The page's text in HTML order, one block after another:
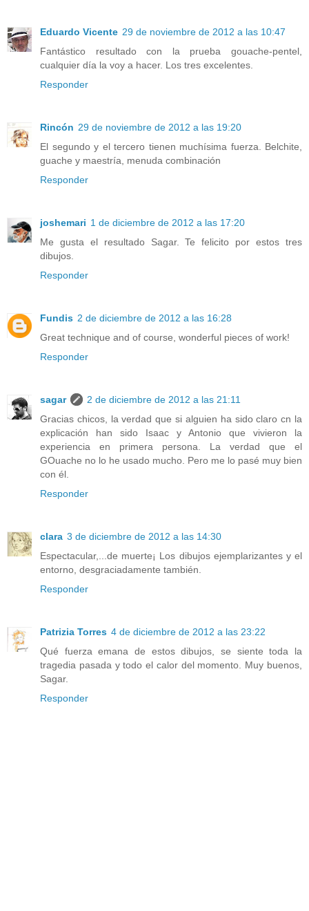
Eduardo Vicente 29 de noviembre de 2012 a las 10:47
Fantástico resultado con la prueba gouache-pentel,
cualquier día la voy a hacer. Los tres excelentes.
Responder
Rincón 29 de noviembre de 2012 a las 19:20
El segundo y el tercero tienen muchísima fuerza. Belchite,
guache y maestría, menuda combinación
Responder
joshemari 1 de diciembre de 2012 a las 17:20
Me gusta el resultado Sagar. Te felicito por estos tres
dibujos.
Responder
Fundis 2 de diciembre de 2012 a las 16:28
Great technique and of course, wonderful pieces of work!
Responder
sagar
2 de diciembre de 2012 a las 21:11
Gracias chicos, la verdad que si alguien ha sido claro cn la
explicación han sido Isaac y Antonio que vivieron la
experiencia en primera persona. La verdad que el
GOuache no lo he usado mucho. Pero me lo pasé muy bien
con él.
Responder
clara 3 de diciembre de 2012 a las 14:30
Espectacular,...de muerte¡ Los dibujos ejemplarizantes y el
entorno, desgraciadamente también.
Responder
Patrizia Torres 4 de diciembre de 2012 a las 23:22
Qué fuerza emana de estos dibujos, se siente toda la
tragedia pasada y todo el calor del momento. Muy buenos,
Sagar.
Responder